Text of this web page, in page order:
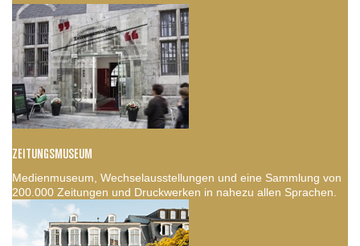
ZEITUNGSMUSEUM
Medienmuseum, Wechselausstellungen und eine Sammlung von
200.000 Zeitungen und Druckwerken in nahezu allen Sprachen.